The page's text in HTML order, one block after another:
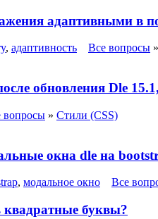
адаптивными в
, адаптивность Все вопросы »
обновления Dle
вопросы » Стили (CSS)
окна dle на
, модальное окно Все
буквы?